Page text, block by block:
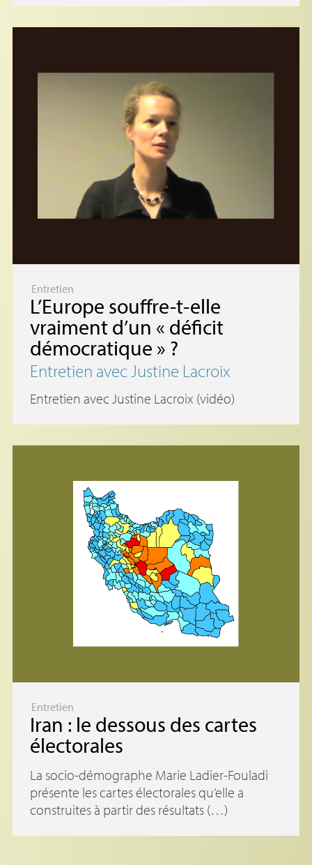
Entretien
L’Europe souffre-t-elle
vraiment d’un « déficit
démocratique » ?
Entretien avec Justine Lacroix
Entretien avec Justine Lacroix (vidéo)
Entretien
Iran : le dessous des cartes
électorales
La socio-démographe Marie Ladier-Fouladi
présente les cartes électorales qu’elle a
construites à partir des résultats (…)